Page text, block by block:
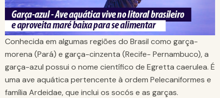
Conhecida em algumas regiões do Brasil como garça-
morena (Pará) e garça-cinzenta (Recife- Pernambuco), a
garça-azul possui o nome científico de Egretta caerulea. É
uma ave aquática pertencente à ordem Pelecaniformes e
família Ardeidae, que inclui os socós e as garças.